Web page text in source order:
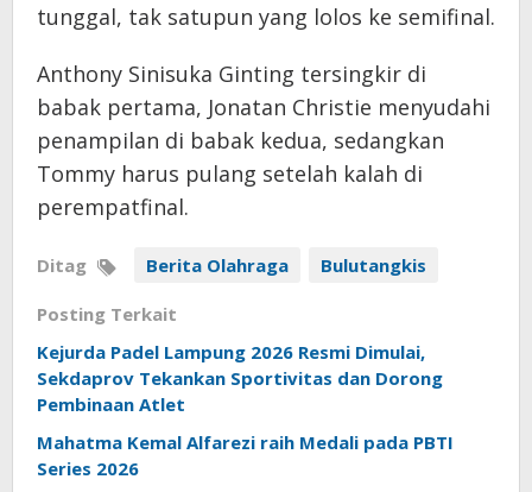
tunggal, tak satupun yang lolos ke semifinal.
Anthony Sinisuka Ginting tersingkir di
babak pertama, Jonatan Christie menyudahi
penampilan di babak kedua, sedangkan
Tommy harus pulang setelah kalah di
perempatfinal.
Ditag Berita Olahraga Bulutangkis
Posting Terkait
Kejurda Padel Lampung 2026 Resmi Dimulai,
Sekdaprov Tekankan Sportivitas dan Dorong
Pembinaan Atlet
Mahatma Kemal Alfarezi raih Medali pada PBTI
Series 2026